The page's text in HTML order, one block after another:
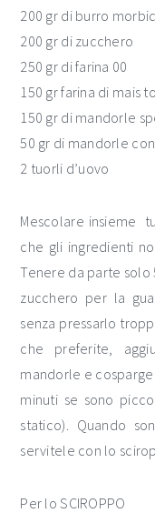
200 gr di burro
200 gr di zucchero
250 gr di farina 00
150 gr farina di mais
150 gr di mandorle
50 gr di mandorle
2 tuorli d’uovo
Mescolare insieme
che gli ingredienti
Tenere da parte
zucchero per la
senza pressarlo
che preferite,
mandorle e
minuti se sono
statico). Quando
servitele con lo
Per lo SCIROPPO